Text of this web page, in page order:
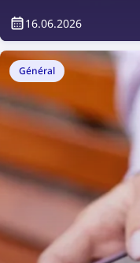
web pour enquêter
16.06.2026
Général